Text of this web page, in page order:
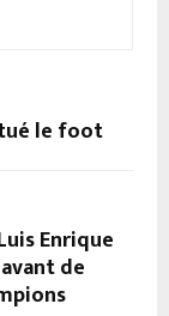
le foot
Enrique
de